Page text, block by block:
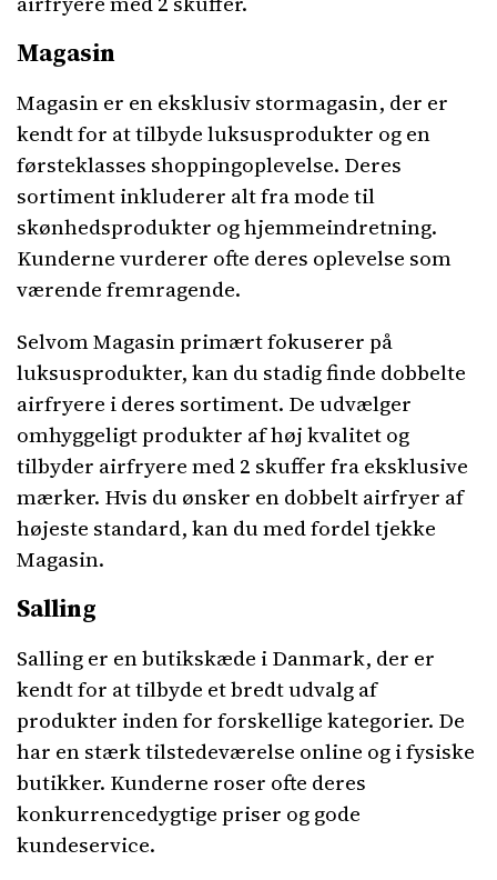
Magasin
Magasin er en eksklusiv stormagasin, der er
kendt for at tilbyde luksusprodukter og en
førsteklasses shoppingoplevelse. Deres
sortiment inkluderer alt fra mode til
skønhedsprodukter og hjemmeindretning.
Kunderne vurderer ofte deres oplevelse som
værende fremragende.
Selvom Magasin primært fokuserer på
luksusprodukter, kan du stadig finde dobbelte
airfryere i deres sortiment. De udvælger
omhyggeligt produkter af høj kvalitet og
tilbyder airfryere med 2 skuffer fra eksklusive
mærker. Hvis du ønsker en dobbelt airfryer af
højeste standard, kan du med fordel tjekke
Magasin.
Salling
Salling er en butikskæde i Danmark, der er
kendt for at tilbyde et bredt udvalg af
produkter inden for forskellige kategorier. De
har en stærk tilstedeværelse online og i fysiske
butikker. Kunderne roser ofte deres
konkurrencedygtige priser og gode
kundeservice.